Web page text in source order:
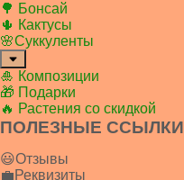
🌳 Бонсай
🌵 Кактусы
🌸Суккуленты
🎍 Композиции
🎁 Подарки
🔥 Растения со скидкой
ПОЛЕЗНЫЕ ССЫЛКИ
😃Отзывы
💼Реквизиты